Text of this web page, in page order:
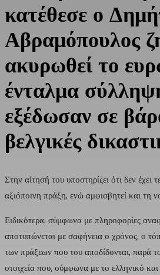
κατέθεσε ο
Αβραμόπουλος
ακυρωθεί το
ένταλμα
εξέδωσαν σε
βελγικές
Στην αίτησή του υποστηρίζει ότι δεν έχει
αξιόποινη πράξη, ενώ αμφισβητεί και τη
Ειδικότερα, σύμφωνα με πληροφορίες
αποτυπώνεται με σαφήνεια ο χρόνος, ο
των πράξεων που του αποδίδονται, παρά
στοιχεία που, σύμφωνα με το ελληνικό